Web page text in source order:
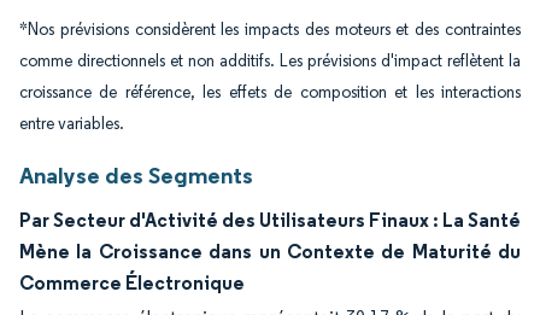
*Nos prévisions considèrent les impacts des moteurs et des contraintes
comme directionnels et non additifs. Les prévisions d'impact reflètent la
croissance de référence, les effets de composition et les interactions
entre variables.
Analyse des Segments
Par Secteur d'Activité des Utilisateurs Finaux : La Santé
Mène la Croissance dans un Contexte de Maturité du
Commerce Électronique